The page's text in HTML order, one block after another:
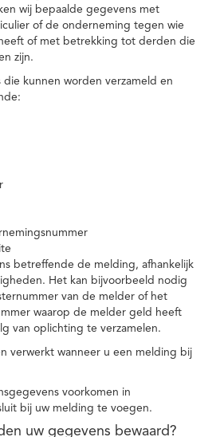
wij bepaalde gegevens met
of de onderneming tegen wie
of met betrekking tot derden die
zijn.
die kunnen worden verzameld en
betreffende de melding, afhankelijk
Het kan bijvoorbeeld nodig
van de melder of het
waarop de melder geld heeft
van oplichting te verzamelen.
verwerkt wanneer u een melding bij
voorkomen in
bij uw melding te voegen.
uw gegevens bewaard?